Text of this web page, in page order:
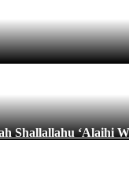
Shallallahu ‘Alaihi